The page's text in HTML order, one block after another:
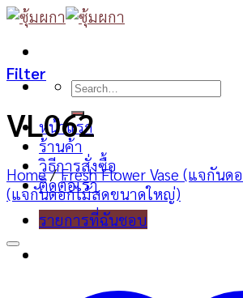
Skip
content
Search
หน้าแรก
ร้านค้า
วิธีการสั่งซื้อ
ติดต่อเรา
รายการที่ฉันชอบ
Filter
VL062
Home / Fresh Flower Vase (แจกันด
(แจกันดอกไม้สดขนาดใหญ่)